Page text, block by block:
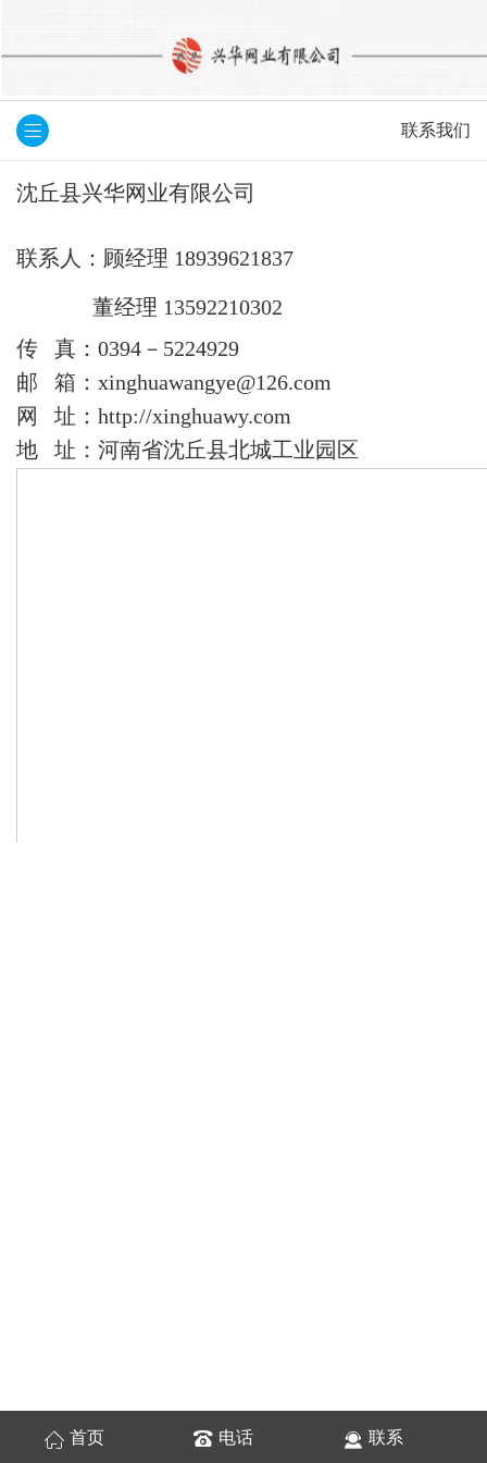
联系我们
沈丘县兴华网业有限公司
联系人： 顾经理 18939621837
董经理 13592210302
传 真：0394－5224929
邮 箱：xinghuawangye@126.com
网 址：http://xinghuawy.com
地 址：河南省沈丘县北城工业园区
首页 电话 联系